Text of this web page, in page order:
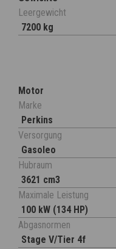
Leergewicht
7200 kg
Motor
Marke
Perkins
Versorgung
Gasoleo
Hubraum
3621 cm3
Maximale Leistung
100 kW (134 HP)
Abgasnormen
Stage V/Tier 4f